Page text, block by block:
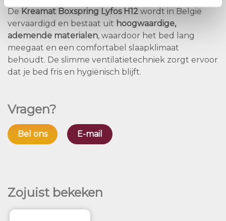
De Kreamat Boxspring Lyfos H12 wordt in België
vervaardigd en bestaat uit hoogwaardige,
ademende materialen, waardoor het bed lang
meegaat en een comfortabel slaapklimaat
behoudt. De slimme ventilatietechniek zorgt ervoor
dat je bed fris en hygiënisch blijft.
Vragen?
Bel ons E-mail
Zojuist bekeken